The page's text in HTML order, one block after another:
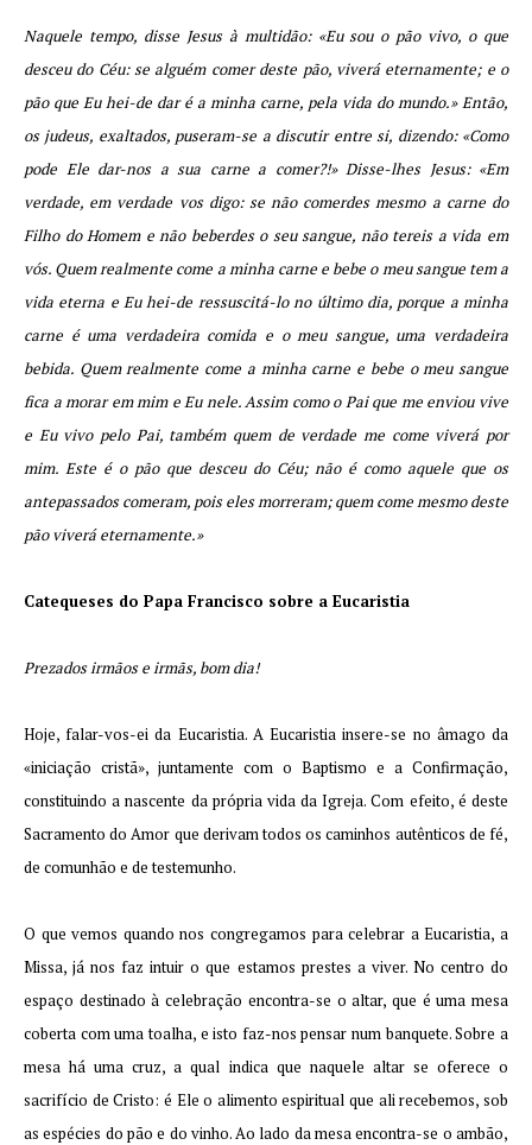
Naquele tempo, disse Jesus à multidão: «Eu sou o pão vivo, o que
desceu do Céu: se alguém comer deste pão, viverá eternamente; e o
pão que Eu hei-de dar é a minha carne, pela vida do mundo.» Então,
os judeus, exaltados, puseram-se a discutir entre si, dizendo: «Como
pode Ele dar-nos a sua carne a comer?!» Disse-lhes Jesus: «Em
verdade, em verdade vos digo: se não comerdes mesmo a carne do
Filho do Homem e não beberdes o seu sangue, não tereis a vida em
vós. Quem realmente come a minha carne e bebe o meu sangue tem a
vida eterna e Eu hei-de ressuscitá-lo no último dia, porque a minha
carne é uma verdadeira comida e o meu sangue, uma verdadeira
bebida. Quem realmente come a minha carne e bebe o meu sangue
fica a morar em mim e Eu nele. Assim como o Pai que me enviou vive
e Eu vivo pelo Pai, também quem de verdade me come viverá por
mim. Este é o pão que desceu do Céu; não é como aquele que os
antepassados comeram, pois eles morreram; quem come mesmo deste
pão viverá eternamente.»
Catequeses do Papa Francisco sobre a Eucaristia
Prezados irmãos e irmãs, bom dia!
Hoje, falar-vos-ei da Eucaristia. A Eucaristia insere-se no âmago da
«iniciação cristã», juntamente com o Baptismo e a Confirmação,
constituindo a nascente da própria vida da Igreja. Com efeito, é deste
Sacramento do Amor que derivam todos os caminhos autênticos de fé,
de comunhão e de testemunho.
O que vemos quando nos congregamos para celebrar a Eucaristia, a
Missa, já nos faz intuir o que estamos prestes a viver. No centro do
espaço destinado à celebração encontra-se o altar, que é uma mesa
coberta com uma toalha, e isto faz-nos pensar num banquete. Sobre a
mesa há uma cruz, a qual indica que naquele altar se oferece o
sacrifício de Cristo: é Ele o alimento espiritual que ali recebemos, sob
as espécies do pão e do vinho. Ao lado da mesa encontra-se o ambão,